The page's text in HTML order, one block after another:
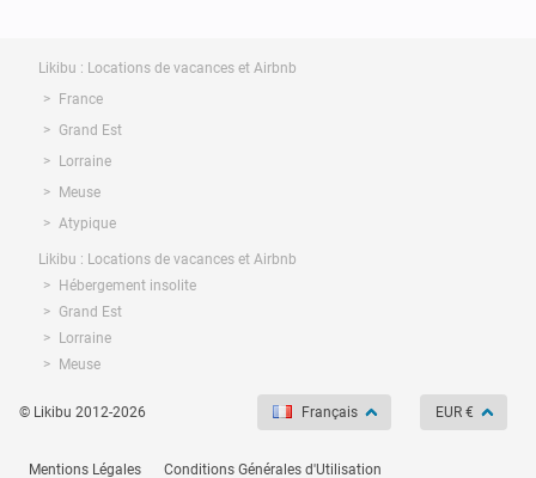
Likibu : Locations de vacances et Airbnb
France
Grand Est
Lorraine
Meuse
Atypique
Likibu : Locations de vacances et Airbnb
Hébergement insolite
Grand Est
Lorraine
Meuse
© Likibu 2012-2026 Français EUR €
Mentions Légales Conditions Générales d'Utilisation